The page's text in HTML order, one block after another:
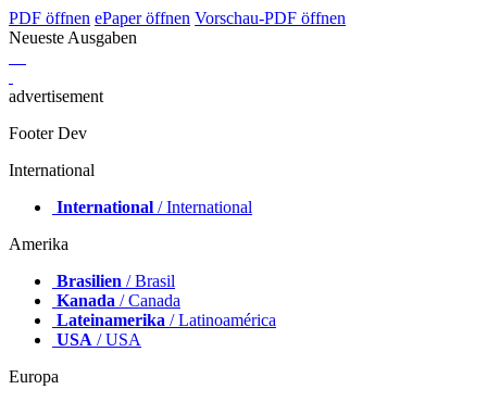
PDF öffnen ePaper öffnen Vorschau-PDF öffnen
Neueste Ausgaben
advertisement
Footer Dev
International
International / International
Amerika
Brasilien / Brasil
Kanada / Canada
Lateinamerika / Latinoamérica
USA / USA
Europa